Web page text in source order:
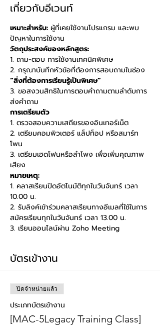
เกี่ยวกับอีเวนท์
เหมาะสำหรับ: ผู้ที่เคยใช้งานโปรแกรม และพบ
ปัญหาในการใช้งาน
วัตถุประสงค์ของหลักสูตร:
1. ถาม-ตอบ การใช้งานเทคนิคพิเศษ
2. กรุณาบันทึกหัวข้อที่ต้องการสอบถามในช่อง
“สิ่งที่ต้องการเรียนรู้เป็นพิเศษ”
3. ขอสงวนสิทธิในการตอบคำถามตามลำดับการ
ส่งคำถาม
การเตรียมตัว
1. ตรวจสอบความเสถียรของอินเทอร์เน็ต
2. เตรียมคอมพิวเตอร์ แล็ปท็อป หรือสมาร์ท
โพน
3. เตรียมเฮดโฟนหรือลำโพง เพื่อเพิ่มคุณภาพ
เสียง
หมายเหตุ:
1. คลาสเรียนปิดอัตโนมัติทุกในวันจันทร์ เวลา
10.00 น.
2. รับลิงค์เข้าร่วมคลาสเรียนทางอีเมลที่ใช้ในการ
สมัครเรียนทุกในวันจันทร์ เวลา 13.00 น.
3. เรียนออนไลน์ผ่าน Zoho Meeting
บัตรเข้างาน
ปิดจำหน่ายแล้ว
ประเภทบัตรเข้างาน
[MAC-5Legacy Training Class]